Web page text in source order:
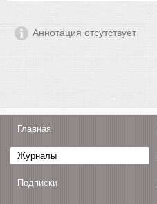
Аннотация отсутствует
Главная
Журналы
Подписки